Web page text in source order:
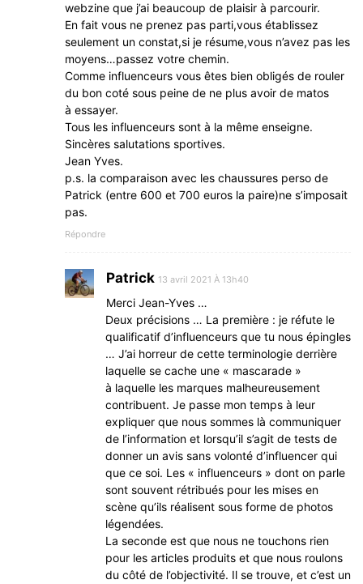
webzine que j’ai beaucoup de plaisir à parcourir.
En fait vous ne prenez pas parti,vous établissez
seulement un constat,si je résume,vous n’avez pas les
moyens…passez votre chemin.
Comme influenceurs vous êtes bien obligés de rouler
du bon coté sous peine de ne plus avoir de matos
à essayer.
Tous les influenceurs sont à la même enseigne.
Sincères salutations sportives.
Jean Yves.
p.s. la comparaison avec les chaussures perso de
Patrick (entre 600 et 700 euros la paire)ne s’imposait
pas.
Répondre
Patrick 13 avril 2021 À 13h40
Merci Jean-Yves …
Deux précisions … La première : je réfute le
qualificatif d’influenceurs que tu nous épingles
… J’ai horreur de cette terminologie derrière
laquelle se cache une « mascarade »
à laquelle les marques malheureusement
contribuent. Je passe mon temps à leur
expliquer que nous sommes là communiquer
de l’information et lorsqu’il s’agit de tests de
donner un avis sans volonté d’influencer qui
que ce soi. Les « influenceurs » dont on parle
sont souvent rétribués pour les mises en
scène qu’ils réalisent sous forme de photos
légendées.
La seconde est que nous ne touchons rien
pour les articles produits et que nous roulons
du côté de l’objectivité. Il se trouve, et c’est un